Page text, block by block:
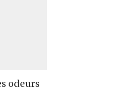
odeurs